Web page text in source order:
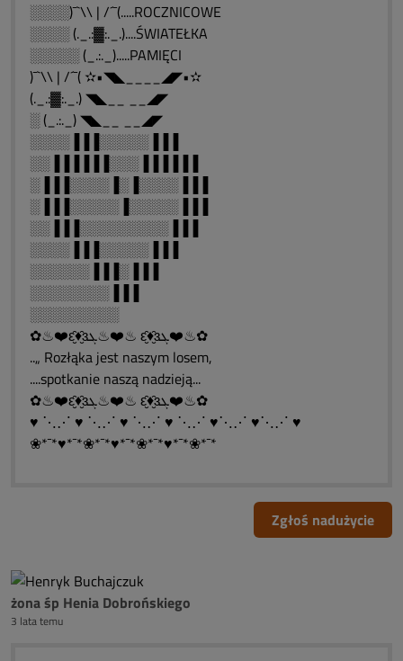
░░░░)¯`\\ | /´¯(.....ROCZNICOWE
░░░░ (._.:▓:._.)....ŚWIATEŁKA
░░░░░ (_.:._).....PAMIĘCI
)¯`\\ | /´¯( ✫•◥◣____◢◤•✫
(._.:▓:._.) ◥◣__ __◢◤
░ (_.:._) ◥◣__ __◢◤
░░░░▐▐▐░░░░░▐▐▐
░░▐▐▐▐▐▐░░░▐▐▐▐▐▐
░▐▐▐░░░░▐░▐░░░░▐▐▐
░▐▐▐░░░░░▐░░░░░▐▐▐
░░▐▐▐░░░░░░░░░▐▐▐
░░░░▐▐▐░░░░░▐▐▐
░░░░░░▐▐▐░▐▐▐
░░░░░░░░▐▐▐
░░░░░░░░░
✿♨❤️ԑ̮̑♦̮̑ɜܓ♨❤️♨ ԑ̮̑♦̮̑ɜܓ❤️♨✿
..„ Rozłąka jest naszym losem,
....spotkanie naszą nadzieją...
✿♨❤️ԑ̮̑♦̮̑ɜܓ♨❤️♨ ԑ̮̑♦̮̑ɜܓ❤️♨✿
♥ ⋱⋰ ♥ ⋱⋰ ♥ ⋱⋰ ♥ ⋱⋰ ♥⋱⋰ ♥⋱⋰ ♥
❀*¯*♥*¯*❀*¯*♥*¯*❀*¯*♥*¯*❀*¯*
Zgłoś nadużycie
żona śp Henia Dobrońskiego
3 lata temu